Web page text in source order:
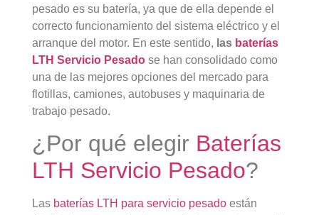
pesado es su batería, ya que de ella depende el
correcto funcionamiento del sistema eléctrico y el
arranque del motor. En este sentido, las baterías
LTH Servicio Pesado se han consolidado como
una de las mejores opciones del mercado para
flotillas, camiones, autobuses y maquinaria de
trabajo pesado.
¿Por qué elegir Baterías
LTH Servicio Pesado?
Las baterías LTH para servicio pesado están